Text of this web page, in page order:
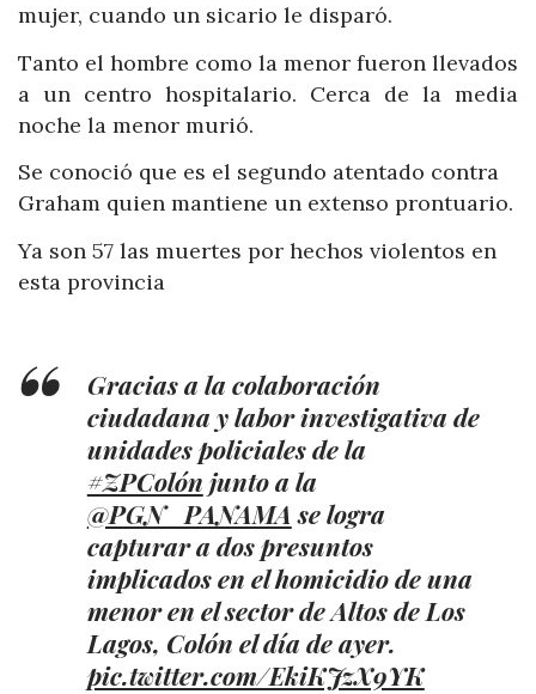
mujer, cuando un sicario le disparó.
Tanto el hombre como la menor fueron llevados
a un centro hospitalario. Cerca de la media
noche la menor murió.
Se conoció que es el segundo atentado contra
Graham quien mantiene un extenso prontuario.
Ya son 57 las muertes por hechos violentos en
esta provincia
Gracias a la colaboración
ciudadana y labor investigativa de
unidades policiales de la
#ZPColón junto a la
@PGN_PANAMA se logra
capturar a dos presuntos
implicados en el homicidio de una
menor en el sector de Altos de Los
Lagos, Colón el día de ayer.
pic.twitter.com/EkiKJzX9YK